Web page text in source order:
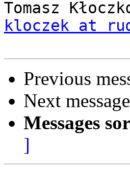
kloczek at
Previous
Next
Messages
]